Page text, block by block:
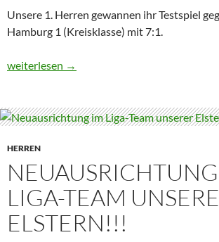
Unsere 1. Herren gewannen ihr Testspiel
Hamburg 1 (Kreisklasse) mit 7:1.
Spät in Schwung gekommen
weiterlesen →
HERREN
LIGA-TEAM
ELSTERN!!!